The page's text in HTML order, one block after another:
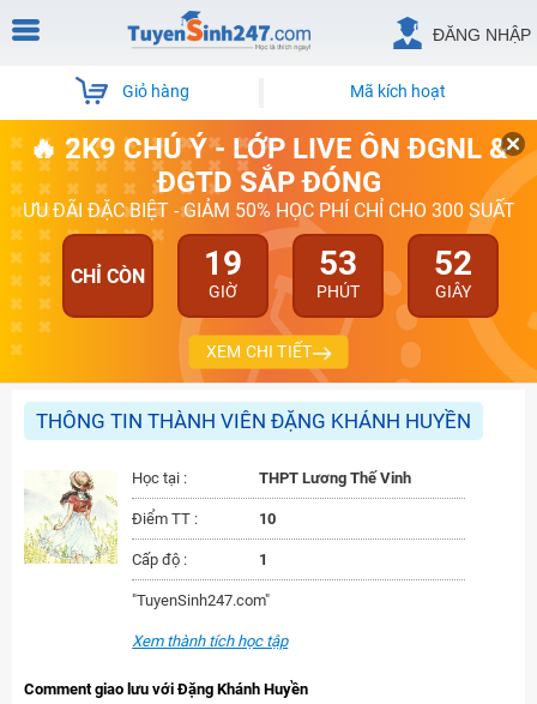
ĐĂNG NHẬP
Giỏ hàng Mã kích hoạt
🔥 2K9 CHÚ Ý - LỚP LIVE ÔN ĐGNL &
ĐGTD SẮP ĐÓNG
ƯU ĐÃI ĐẶC BIỆT - GIẢM 50% HỌC PHÍ CHỈ CHO 300 SUẤT
CHỈ CÒN 19
GIỜ
53
PHÚT
52
GIÂY
XEM CHI TIẾT
THÔNG TIN THÀNH VIÊN ĐẶNG KHÁNH HUYỀN
Học tại : THPT Lương Thế Vinh
Điểm TT : 10
Cấp độ : 1
"TuyenSinh247.com"
Xem thành tích học tập
Comment giao lưu với Đặng Khánh Huyền